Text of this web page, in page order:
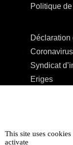
Politique
Coronavirus
Syndicat
Eriges
This site uses
activate